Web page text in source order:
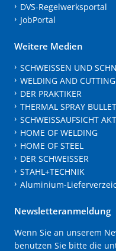
DVS-Regelwerksportal
JobPortal
Weitere Medien
SCHWEISSEN UND
WELDING AND CUTTING
DER PRAKTIKER
THERMAL SPRAY
SCHWEISSAUFSICHT
HOME OF WELDING
HOME OF STEEL
DER SCHWEISSER
STAHL+TECHNIK
Aluminium-
Newsletteranmeldung
Wenn Sie an unserem
benutzen Sie bitte die